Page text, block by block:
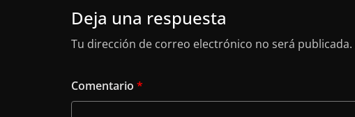
Deja una respuesta
Tu dirección de correo electrónico no será publicada.
Comentario *